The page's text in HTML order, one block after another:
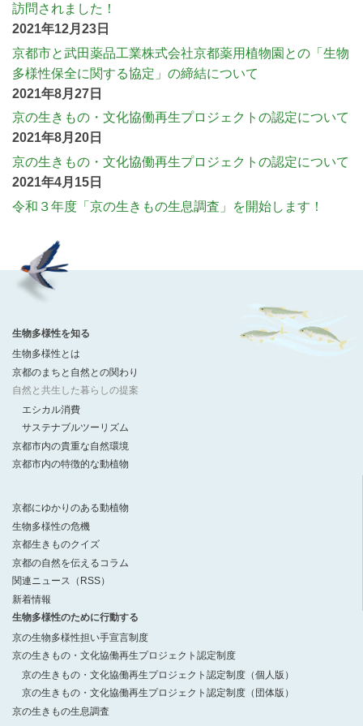
訪問されました！
2021年12月23日
京都市と武田薬品工業株式会社京都薬用植物園との「生物
多様性保全に関する協定」の締結について
2021年8月27日
京の生きもの・文化協働再生プロジェクトの認定について
2021年8月20日
京の生きもの・文化協働再生プロジェクトの認定について
2021年4月15日
令和３年度「京の生きもの生息調査」を開始します！
生物多様性を知る
生物多様性とは
京都のまちと自然との関わり
自然と共生した暮らしの提案
エシカル消費
サステナブルツーリズム
京都市内の貴重な自然環境
京都市内の特徴的な動植物
京都にゆかりのある動植物
生物多様性の危機
京都生きものクイズ
京都の自然を伝えるコラム
関連ニュース（RSS）
新着情報
生物多様性のために行動する
京の生物多様性担い手宣言制度
京の生きもの・文化協働再生プロジェクト認定制度
京の生きもの・文化協働再生プロジェクト認定制度（個人版）
京の生きもの・文化協働再生プロジェクト認定制度（団体版）
京の生きもの生息調査